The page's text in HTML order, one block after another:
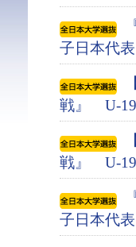
子日本代
戦』 U-19
戦』 U-19
子日本代